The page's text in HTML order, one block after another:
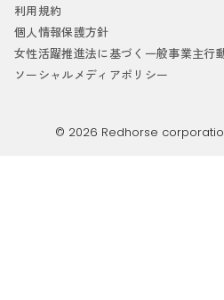
利用規約
個人情報保護方針
女性活躍推進法に基づく一般事業主行
ソーシャルメディアポリシー
© 2026 Redhorse